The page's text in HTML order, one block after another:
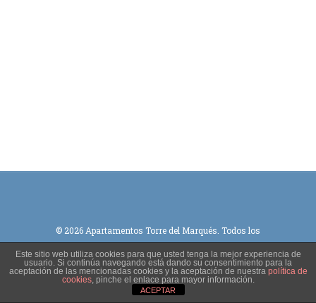
© 2026 Apartamentos Torre del Marqués. Todos los
derechos reservados.
Este sitio web utiliza cookies para que usted tenga la mejor experiencia de
usuario. Si continúa navegando está dando su consentimiento para la
aceptación de las mencionadas cookies y la aceptación de nuestra política de
cookies, pinche el enlace para mayor información.
ACEPTAR